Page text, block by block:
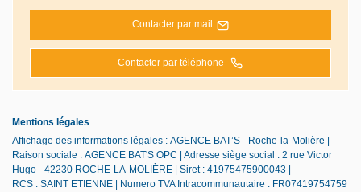
Contacter par mail
Contacter par téléphone
Mentions légales
Affichage des informations légales : AGENCE BAT’S - Roche-la-Molière |
Raison sociale : AGENCE BAT'S OPC | Adresse siège social : 2 rue Victor
Hugo - 42230 ROCHE-LA-MOLIÈRE | Siret : 41975475900043 |
RCS : SAINT ETIENNE | Numero TVA Intracommunautaire : FR07419754759